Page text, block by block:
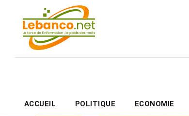
ACCUEIL POLITIQUE ECONOMIE